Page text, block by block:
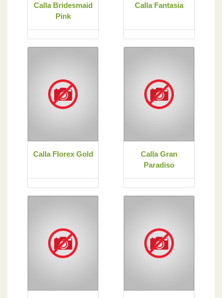
Calla Bridesmaid
Pink
Calla Fantasia
Calla Florex Gold
Calla Gran
Paradiso